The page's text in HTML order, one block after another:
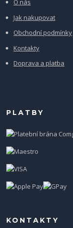
O nás
Jak nakupovat
Obchodní podmínky
Kontakty
Doprava a platba
PLATBY
KONTAKTY